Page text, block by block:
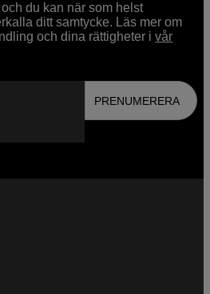
du kan när som helst
ditt samtycke. Läs mer om
och dina rättigheter ivår
PRENUMERERA